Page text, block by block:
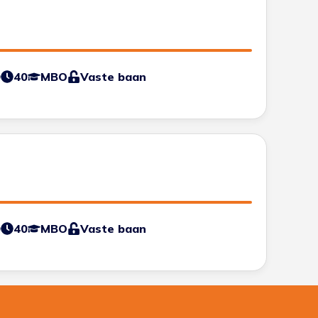
40 MBO Vaste baan
40 MBO Vaste baan